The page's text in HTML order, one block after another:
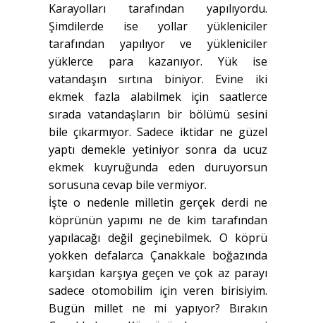
Karayolları tarafından yapılıyordu.
Şimdilerde ise yollar yükleniciler
tarafından yapılıyor ve yükleniciler
yüklerce para kazanıyor. Yük ise
vatandaşın sırtına biniyor. Evine iki
ekmek fazla alabilmek için saatlerce
sırada vatandaşların bir bölümü sesini
bile çıkarmıyor. Sadece iktidar ne güzel
yaptı demekle yetiniyor sonra da ucuz
ekmek kuyruğunda eden duruyorsun
sorusuna cevap bile vermiyor.
İşte o nedenle milletin gerçek derdi ne
köprünün yapımı ne de kim tarafından
yapılacağı değil geçinebilmek. O köprü
yokken defalarca Çanakkale boğazında
karşıdan karşıya geçen ve çok az parayı
sadece otomobilim için veren birisiyim.
Bugün millet ne mi yapıyor? Bırakın